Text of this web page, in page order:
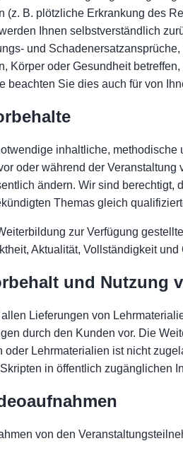
(z. B. plötzliche Erkrankung des
Ihnen selbstverständlich
und
Körper oder Gesundheit
beachten Sie dies auch für von
inhaltliche,
oder während der
ändern. Wir sind
Themas gleich
zur Verfügung
Aktualität, Vollständigkeit
und Nutzung
Lieferungen von
durch den Kunden vor. Die
oder Lehrmaterialien ist nicht
in öffentlich zugänglichen
von den